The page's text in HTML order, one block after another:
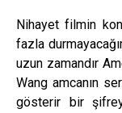
Nihayet filmin
fazla
uzun zamandır
Wang amcanın
gösterir bir